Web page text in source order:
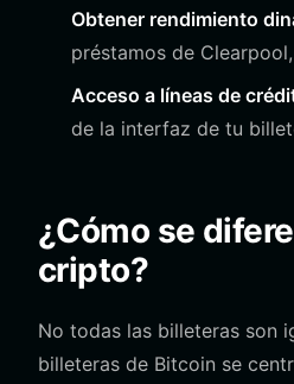
Obtener rendimiento
préstamos de
Acceso a líneas de
de la interfaz de tu
¿Cómo se
cripto?
No todas las billeteras son
billeteras de Bitcoin se